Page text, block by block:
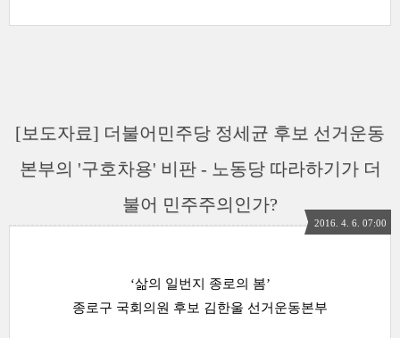
[보도자료] 더불어민주당 정세균 후보 선거운동
본부의 '구호차용' 비판 - 노동당 따라하기가 더
불어 민주주의인가?
2016. 4. 6. 07:00
‘삶의 일번지 종로의 봄’
종로구 국회의원 후보 김한울 선거운동본부